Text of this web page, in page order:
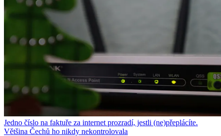
Jedno číslo na faktuře za internet prozradí, jestli (ne)přeplácíte.
Většina Čechů ho nikdy nekontrolovala